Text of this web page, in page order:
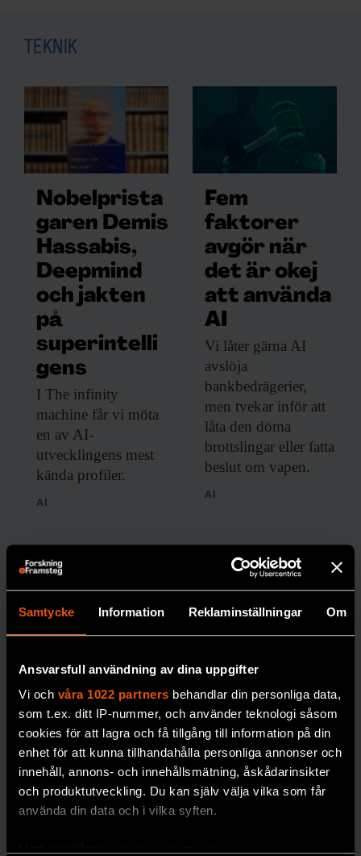
Samtycke Information Reklaminställningar Om
Ansvarsfull användning av dina uppgifter
Vi och våra 1022 partners behandlar din personliga data,
som t.ex. ditt IP-nummer, och använder teknologi såsom
cookies för att lagra och få tillgång till information på din
enhet för att kunna tillhandahålla personliga annonser och
innehåll, annons- och innehållsmätning, åskådarinsikter
och produktutveckling. Du kan själv välja vilka som får
använda din data och i vilka syften.
TEKNIK
Nobelprista
garen Demis
Hassabis,
Deepmind
och jakten
på
superintelli
gens
I The infinity
machine får vi möta
en av AI-
utvecklingens mest
kända profiler.
AI
Fem
faktorer
avgör när
det är okej
att använda
AI
Vi låter gärna AI
avslöja
bankbedrägerier,
men tvekar inför att
låta den döma
brottslingar eller fatta
beslut om vapen.
AI
Här byggs
svensk AI-
autonomi
Linköpings
superdatorer ska
säkra EU:s digitala
oberoende.